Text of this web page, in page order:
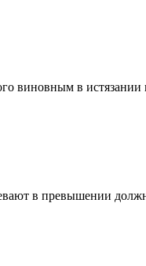
виновным в истязании
в превышении